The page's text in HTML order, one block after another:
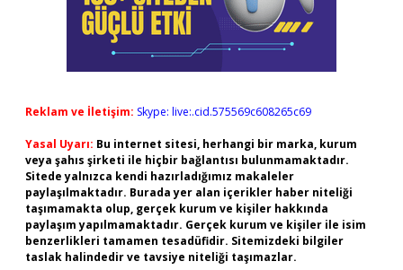
Reklam ve İletişim: Skype: live:.cid.575569c608265c69
Yasal Uyarı: Bu internet sitesi, herhangi bir marka, kurum
veya şahıs şirketi ile hiçbir bağlantısı bulunmamaktadır.
Sitede yalnızca kendi hazırladığımız makaleler
paylaşılmaktadır. Burada yer alan içerikler haber niteliği
taşımamakta olup, gerçek kurum ve kişiler hakkında
paylaşım yapılmamaktadır. Gerçek kurum ve kişiler ile isim
benzerlikleri tamamen tesadüfidir. Sitemizdeki bilgiler
taslak halindedir ve tavsiye niteliği taşımazlar.